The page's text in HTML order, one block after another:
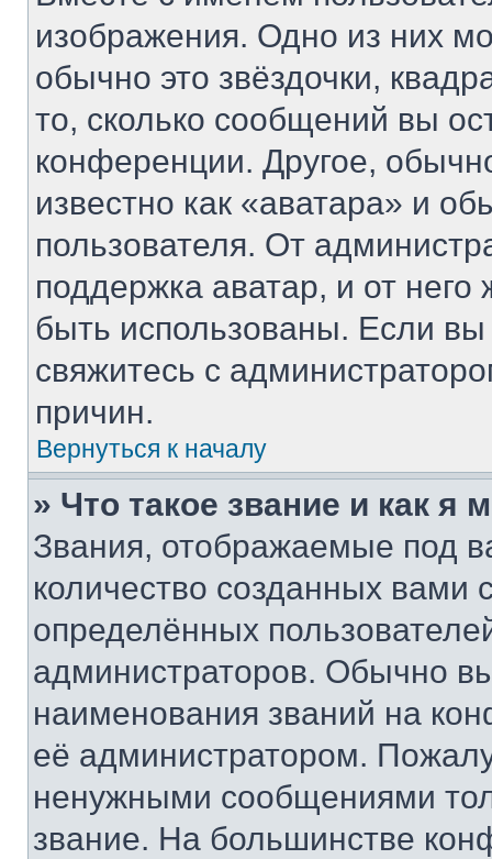
изображения. Одно из них
обычно это звёздочки,
то, сколько сообщений вы
конференции. Другое,
известно как «аватара» и
пользователя. От
поддержка аватар, и от него
быть использованы. Если
свяжитесь с
причин.
Вернуться к началу
» Что такое звание и как я
Звания, отображаемые под
количество созданных
определённых
администраторов. Обычно
наименования званий на
её администратором.
ненужными сообщениями
звание. На большинстве